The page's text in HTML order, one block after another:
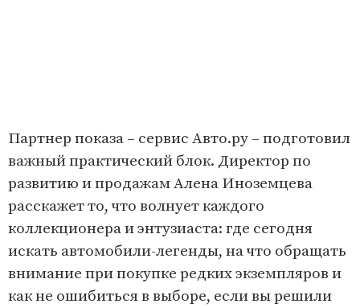
Партнер показа – сервис Авто.ру – подготовил
важный практический блок. Директор по
развитию и продажам Алена Иноземцева
расскажет то, что волнует каждого
коллекционера и энтузиаста: где сегодня
искать автомобили-легенды, на что обращать
внимание при покупке редких экземпляров и
как не ошибиться в выборе, если вы решили